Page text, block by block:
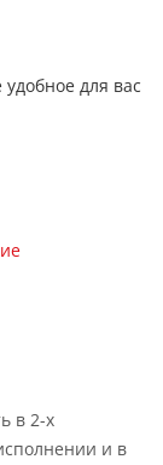
для вас
в 2-х
и в